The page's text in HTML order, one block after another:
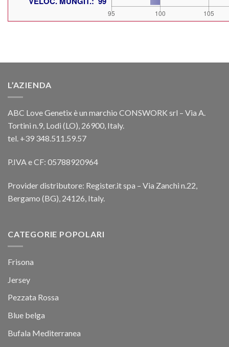
L’AZIENDA
ABC Love Genetix è un marchio CONSWORK srl – Via A.
Tortini n.9, Lodi (LO), 26900, Italy.
tel. +39 348.511.59.57
P.IVA e CF: 05788920964
Provider distributore: Register.it spa – Via Zanchi n.22,
Bergamo (BG), 24126, Italy.
CATEGORIE POPOLARI
Frisona
Jersey
Pezzata Rossa
Blue belga
Bufala Mediterranea